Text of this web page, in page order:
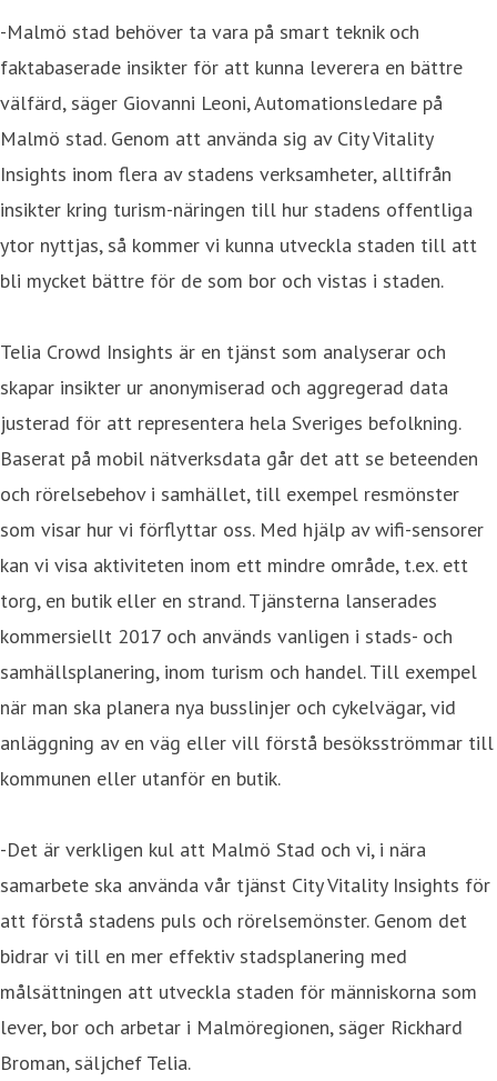
-Malmö stad behöver ta vara på smart teknik och
faktabaserade insikter för att kunna leverera en bättre
välfärd, säger Giovanni Leoni, Automationsledare på
Malmö stad. Genom att använda sig av City Vitality
Insights inom flera av stadens verksamheter, alltifrån
insikter kring turism-näringen till hur stadens offentliga
ytor nyttjas, så kommer vi kunna utveckla staden till att
bli mycket bättre för de som bor och vistas i staden.
Telia Crowd Insights är en tjänst som analyserar och
skapar insikter ur anonymiserad och aggregerad data
justerad för att representera hela Sveriges befolkning.
Baserat på mobil nätverksdata går det att se beteenden
och rörelsebehov i samhället, till exempel resmönster
som visar hur vi förflyttar oss. Med hjälp av wifi-sensorer
kan vi visa aktiviteten inom ett mindre område, t.ex. ett
torg, en butik eller en strand. Tjänsterna lanserades
kommersiellt 2017 och används vanligen i stads- och
samhällsplanering, inom turism och handel. Till exempel
när man ska planera nya busslinjer och cykelvägar, vid
anläggning av en väg eller vill förstå besöksströmmar till
kommunen eller utanför en butik.
-Det är verkligen kul att Malmö Stad och vi, i nära
samarbete ska använda vår tjänst City Vitality Insights för
att förstå stadens puls och rörelsemönster. Genom det
bidrar vi till en mer effektiv stadsplanering med
målsättningen att utveckla staden för människorna som
lever, bor och arbetar i Malmöregionen, säger Rickhard
Broman, säljchef Telia.